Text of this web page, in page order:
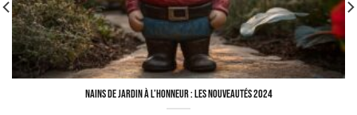
Nains de jardin à l’honneur : les nouveautés 2024